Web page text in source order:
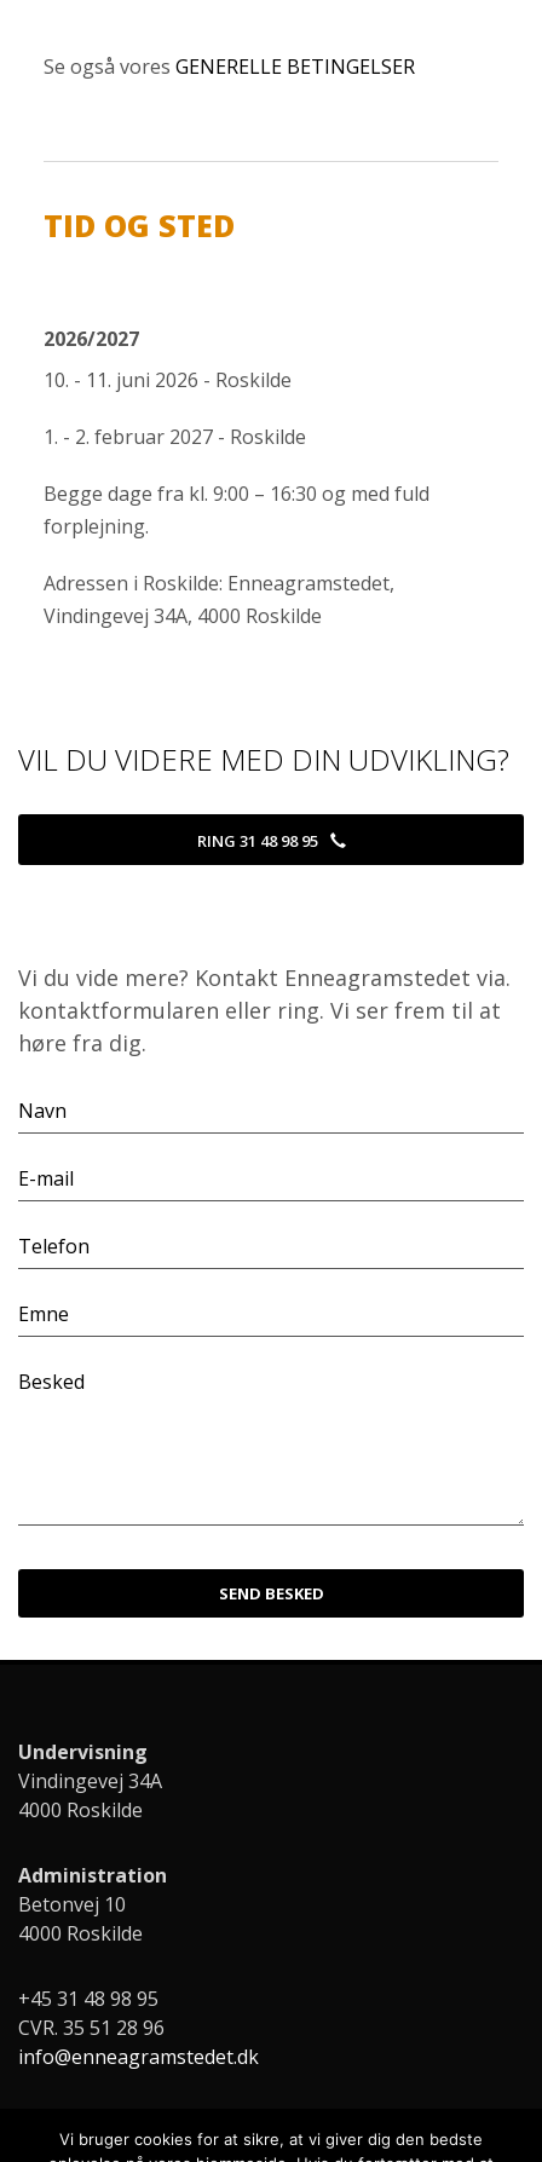
Se også vores GENERELLE BETINGELSER
TID OG STED
2026/2027
10. - 11. juni 2026 - Roskilde
1. - 2. februar 2027 - Roskilde
Begge dage fra kl. 9:00 – 16:30 og med fuld
forplejning.
Adressen i Roskilde: Enneagramstedet,
Vindingevej 34A, 4000 Roskilde
VIL DU VIDERE MED DIN UDVIKLING?
RING 31 48 98 95
Vi du vide mere? Kontakt Enneagramstedet via.
kontaktformularen eller ring. Vi ser frem til at
høre fra dig.
Navn
E-mail
Telefon
Emne
Besked
SEND BESKED
Undervisning
Vindingevej 34A
4000 Roskilde
Administration
Betonvej 10
4000 Roskilde
+45 31 48 98 95
CVR. 35 51 28 96
info@enneagramstedet.dk
Vi bruger cookies for at sikre, at vi giver dig den bedste